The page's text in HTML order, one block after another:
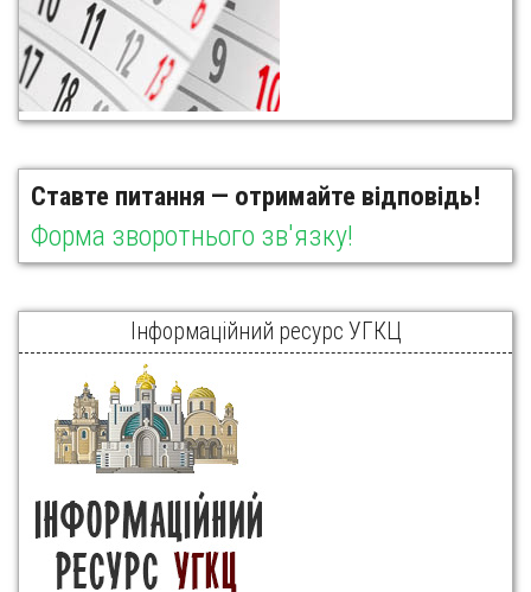
Ставте питання — отримайте відповідь!
Форма зворотнього зв'язку!
Інформаційний ресурс УГКЦ